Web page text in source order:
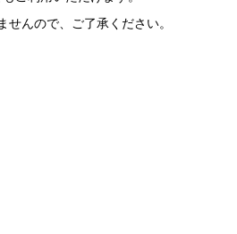
せんので、ご了承ください。